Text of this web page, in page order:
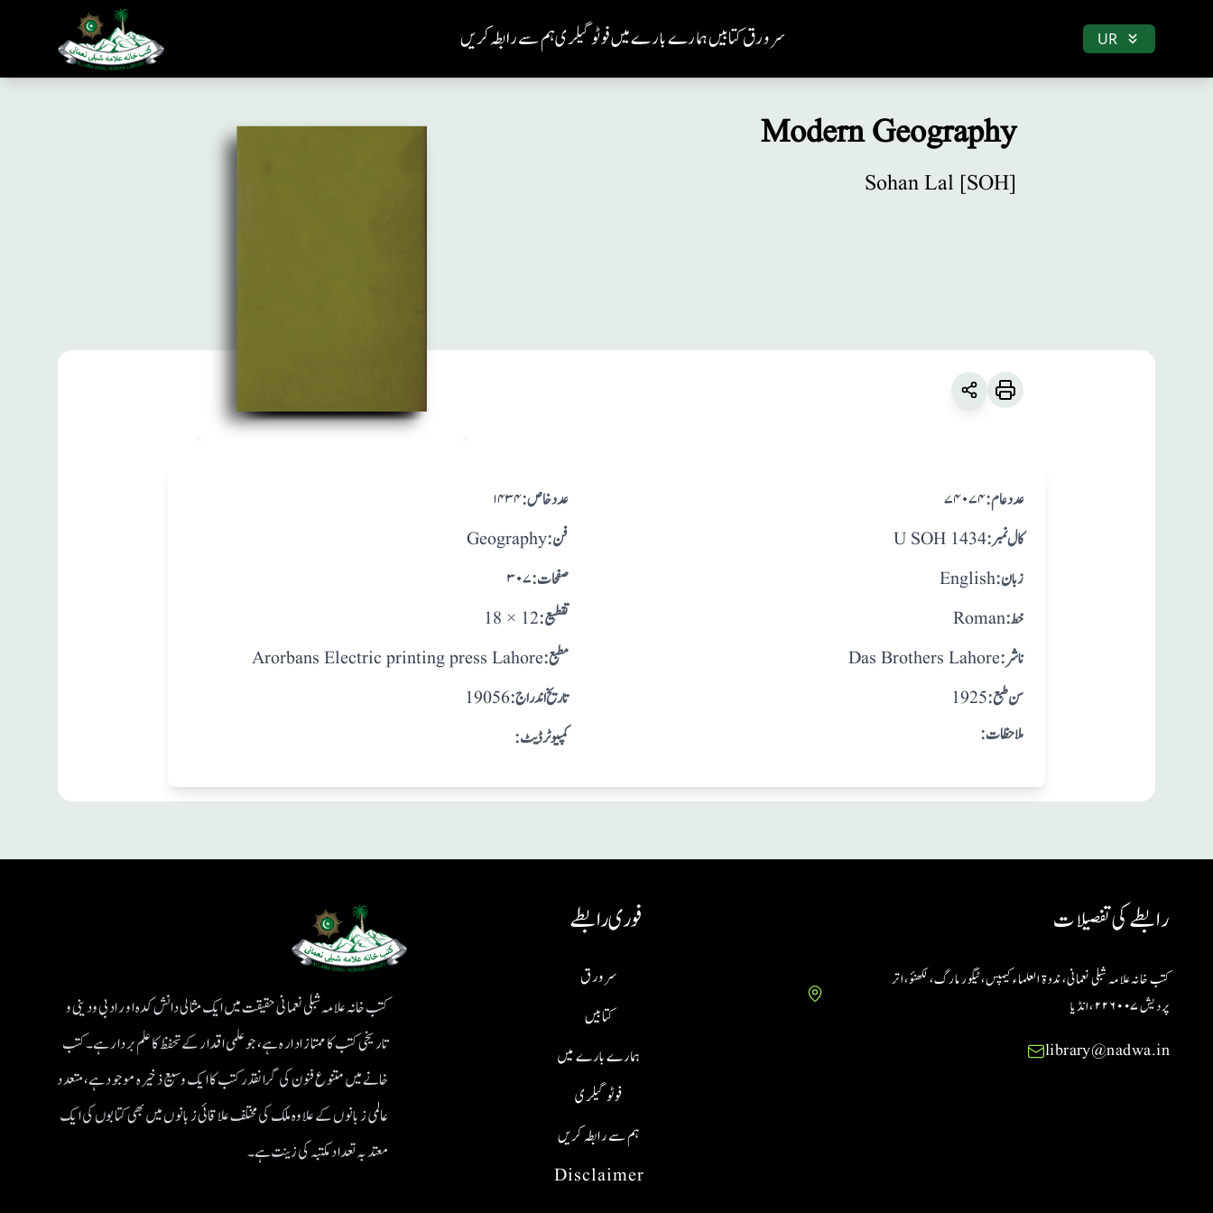
ہم سے رابطہ کریںفوٹو گیلریہمارے بارے میںکتابیںسر ورق UR
زبان:
English
Modern Geography
Sohan Lal [SOH]
۱۴۳۴ :عدد خاص
Geography :فن
۳۰۷ :صفحات
18 × 12 :تقطيع
Arorbans Electric printing press Lahore :مطبع
19056 : تاريخ اندراج
:کمپیوٹر ڈیٹ
۷۴۰۷۴ :عدد عام
U SOH 1434 :کال نمبر
English :زبان
Roman :خط
Das Brothers Lahore :ناشر
1925 : سن طبع
:ملاحظات
کتب خانہ علامہ شبلی نعمانی حقیقت میں ایک مثالی دانش کدہ اور ادبی ودینی و
تاریخی کتب کا ممتاز ادارہ ہے، جو علمی اقدار کے تحفظ کا علم بردار ہے۔کتب
خانے میں متنوع فنون کی گرانقدر کتب کا ایک وسیع ذخیرہ موجود ہے، متعدد
عالمی زبانوں کے علاوہ ملک کی مختلف علاقائی زبانوں میں بھی کتابوں کی ایک
معتد بہ تعداد مکتبہ کی زینت ہے۔
فوری رابطے
Disclaimer
ہم سے رابطہ کریں
فوٹو گیلری
ہمارے بارے میں
کتابیں
سر ورق
رابطے کی تفصیلات
کتب خانہ علامہ شبلی نعمانی، ندوۃ العلماء کیمپس، ٹیگور مارگ، لکھنؤ، اتر
پردیش ۲۲۶۰۰۷ ،انڈیا
library@nadwa.in